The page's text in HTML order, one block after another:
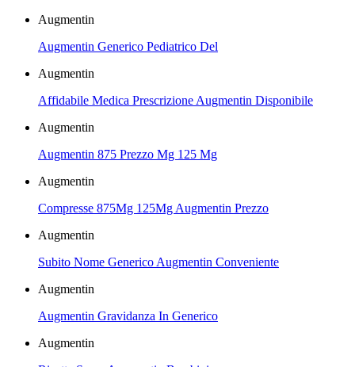
Augmentin
Augmentin Generico Pediatrico Del
Augmentin
Affidabile Medica Prescrizione Augmentin Disponibile
Augmentin
Augmentin 875 Prezzo Mg 125 Mg
Augmentin
Compresse 875Mg 125Mg Augmentin Prezzo
Augmentin
Subito Nome Generico Augmentin Conveniente
Augmentin
Augmentin Gravidanza In Generico
Augmentin